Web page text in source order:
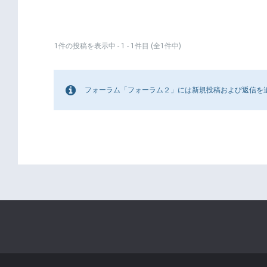
1件の投稿を表示中 - 1 - 1件目 (全1件中)
フォーラム「フォーラム２」には新規投稿および返信を